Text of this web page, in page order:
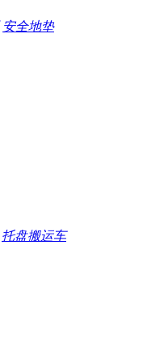
安全地垫
托盘搬运车